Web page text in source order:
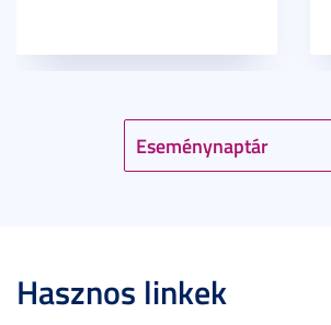
Eseménynaptár
Hasznos linkek